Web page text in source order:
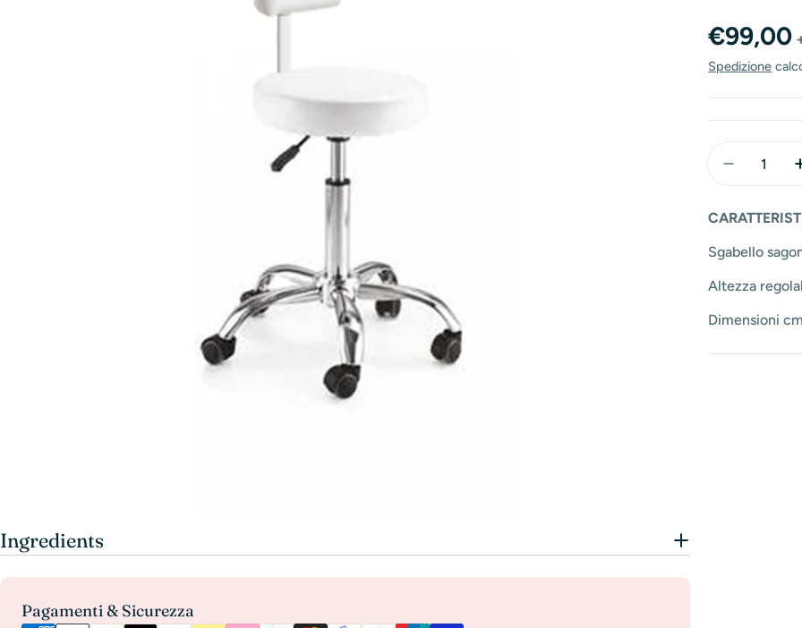
Ingredients
Pagamenti & Sicurezza
Metodi
Prezzo
normale
€99,00
Spedizione
Sgabello
Altezza
Dimensioni